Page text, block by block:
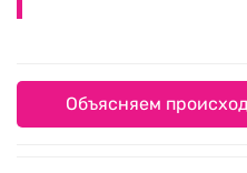
Объясняем